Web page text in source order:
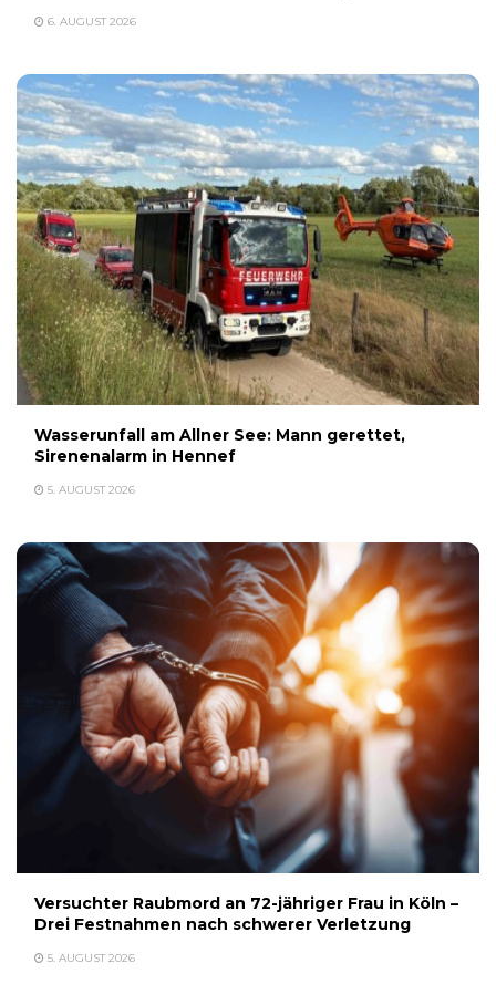
6. AUGUST 2026
Wasserunfall am Allner See: Mann gerettet,
Sirenenalarm in Hennef
5. AUGUST 2026
Versuchter Raubmord an 72-jähriger Frau in Köln –
Drei Festnahmen nach schwerer Verletzung
5. AUGUST 2026